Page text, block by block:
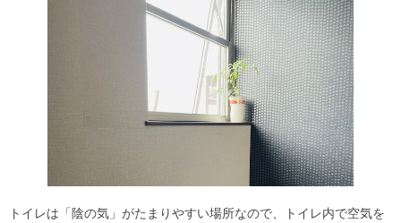
トイレは「陰の気」がたまりやすい場所なので、トイレ内で空気を